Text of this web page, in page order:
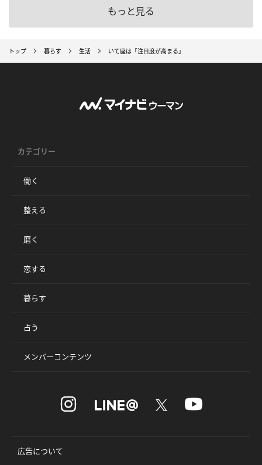
もっと見る
トップ 暮らす 生活 いて座は「注目度が高まる」
カテゴリー
働く
整える
磨く
恋する
暮らす
占う
メンバーコンテンツ
広告について